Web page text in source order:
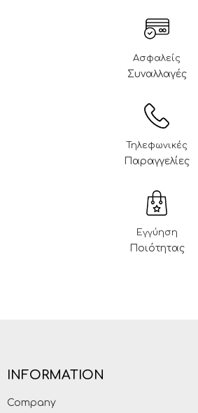
Ασφαλείς
Συναλλαγές
Τηλεφωνικές
Παραγγελίες
Εγγύηση
Ποιότητας
INFORMATION
Company